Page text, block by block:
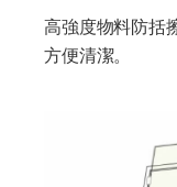
高強度物料防括
方便清潔。